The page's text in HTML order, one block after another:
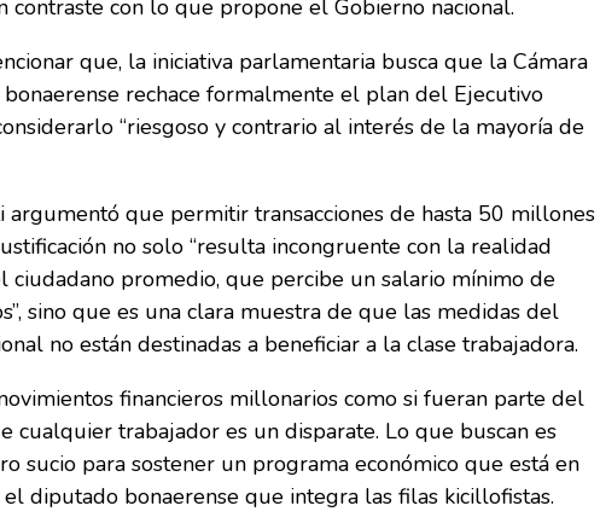
contraste con lo que propone el Gobierno nacional.
que, la iniciativa parlamentaria busca que la Cámara
rechace formalmente el plan del Ejecutivo
“riesgoso y contrario al interés de la mayoría de
argumentó que permitir transacciones de hasta 50 millones
no solo “resulta incongruente con la realidad
ciudadano promedio, que percibe un salario mínimo de
sino que es una clara muestra de que las medidas del
no están destinadas a beneficiar a la clase trabajadora.
financieros millonarios como si fueran parte del
cualquier trabajador es un disparate. Lo que buscan es
sucio para sostener un programa económico que está en
el diputado bonaerense que integra las filas kicillofistas.